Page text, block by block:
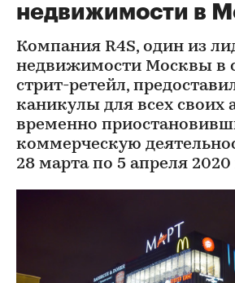
недвижимости в
Компания R4S, один из
недвижимости Москвы в
стрит-ретейл,
каникулы для всех своих
временно
коммерческую
28 марта по 5 апреля 2020